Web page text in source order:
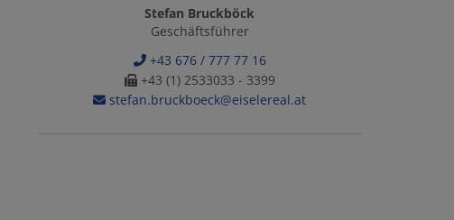
Stefan Bruckböck
Geschäftsführer
+43 676 / 777 77 16
+43 (1) 2533033 - 3399
stefan.bruckboeck@eiselereal.at